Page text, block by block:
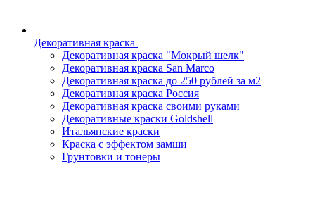
Декоративная краска
Декоративная краска "Мокрый шелк"
Декоративная краска San Marco
Декоративная краска до 250 рублей за м2
Декоративная краска Россия
Декоративная краска своими руками
Декоративные краски Goldshell
Итальянские краски
Краска с эффектом замши
Грунтовки и тонеры